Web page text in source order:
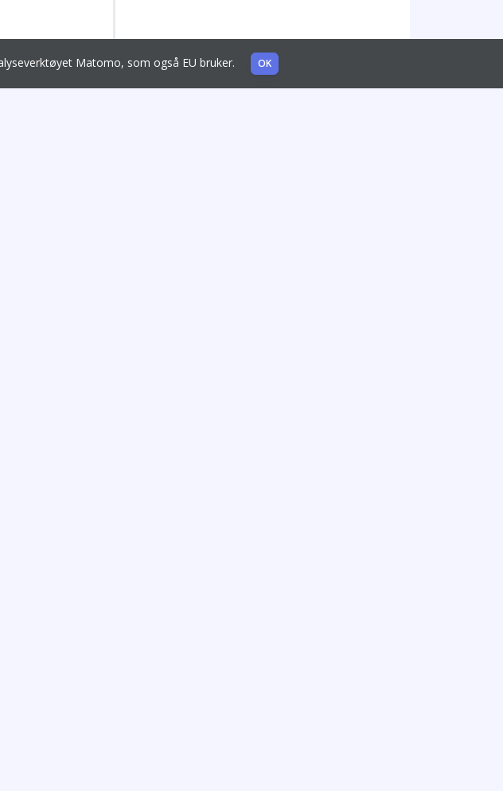
Matomo, som også EU bruker. OK